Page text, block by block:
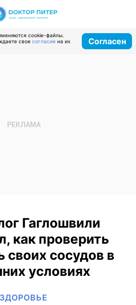
cookie-файлы.
свое согласие на их
Согласен
Гаглошвили
как проверить
своих сосудов в
условиях
ЗДОРОВЬЕ